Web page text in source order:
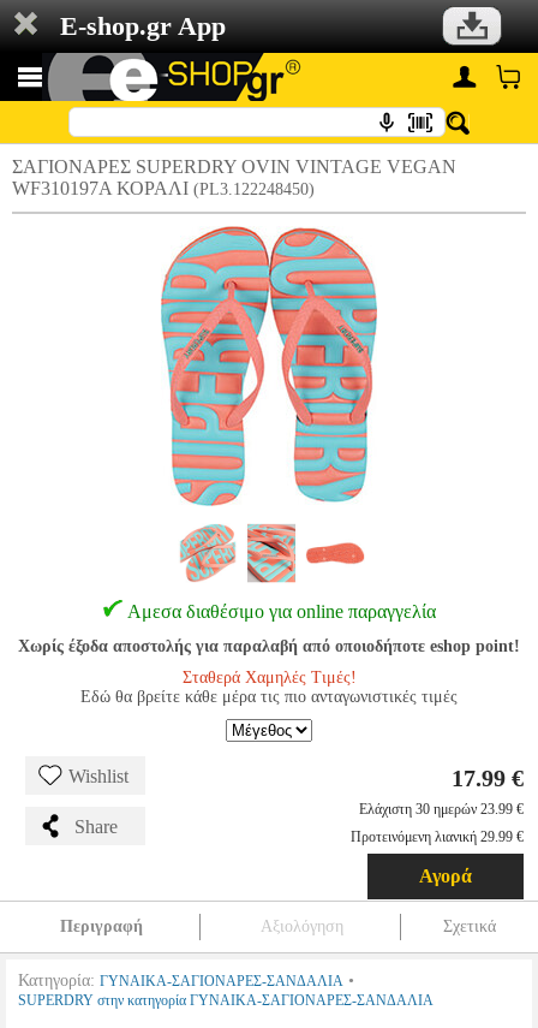
E-shop.gr App
ΣΑΓΙΟΝΑΡΕΣ SUPERDRY OVIN VINTAGE VEGAN
WF310197A ΚΟΡΑΛΙ (PL3.122248450)
Αμεσα διαθέσιμο για online παραγγελία
Χωρίς έξοδα αποστολής για παραλαβή από οποιοδήποτε eshop point!
Σταθερά Χαμηλές Τιμές!
Εδώ θα βρείτε κάθε μέρα τις πιο ανταγωνιστικές τιμές
Wishlist
Share
17.99 €
Ελάχιστη 30 ημερών 23.99 €
Προτεινόμενη λιανική 29.99 €
Αγορά
Περιγραφή Αξιολόγηση Σχετικά
Κατηγορία: ΓΥΝΑΙΚΑ-ΣΑΓΙΟΝΑΡΕΣ-ΣΑΝΔΑΛΙΑ •
SUPERDRY στην κατηγορία ΓΥΝΑΙΚΑ-ΣΑΓΙΟΝΑΡΕΣ-ΣΑΝΔΑΛΙΑ